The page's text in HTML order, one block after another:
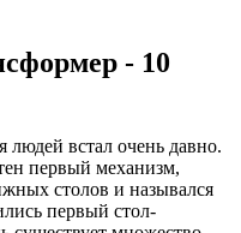
- 10
людей встал очень давно.
первый механизм,
столов и назывался
первый стол-